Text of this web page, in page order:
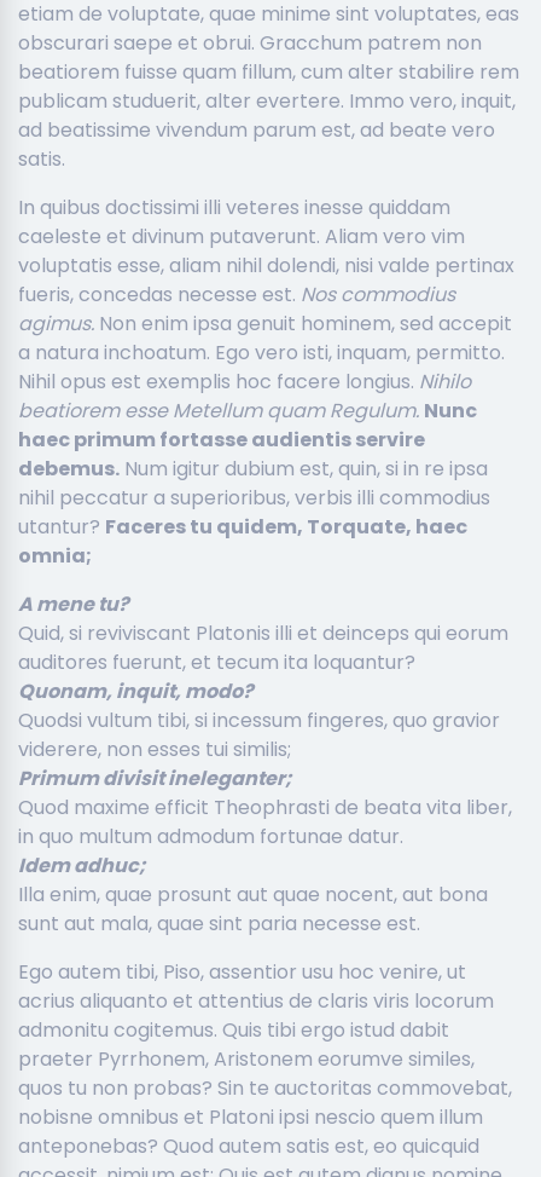
etiam de voluptate, quae minime sint voluptates, eas
obscurari saepe et obrui. Gracchum patrem non
beatiorem fuisse quam fillum, cum alter stabilire rem
publicam studuerit, alter evertere. Immo vero, inquit,
ad beatissime vivendum parum est, ad beate vero
satis.
In quibus doctissimi illi veteres inesse quiddam
caeleste et divinum putaverunt. Aliam vero vim
voluptatis esse, aliam nihil dolendi, nisi valde pertinax
fueris, concedas necesse est. Nos commodius
agimus. Non enim ipsa genuit hominem, sed accepit
a natura inchoatum. Ego vero isti, inquam, permitto.
Nihil opus est exemplis hoc facere longius. Nihilo
beatiorem esse Metellum quam Regulum. Nunc
haec primum fortasse audientis servire
debemus. Num igitur dubium est, quin, si in re ipsa
nihil peccatur a superioribus, verbis illi commodius
utantur? Faceres tu quidem, Torquate, haec
omnia;
A mene tu?
Quid, si reviviscant Platonis illi et deinceps qui eorum
auditores fuerunt, et tecum ita loquantur?
Quonam, inquit, modo?
Quodsi vultum tibi, si incessum fingeres, quo gravior
viderere, non esses tui similis;
Primum divisit ineleganter;
Quod maxime efficit Theophrasti de beata vita liber,
in quo multum admodum fortunae datur.
Idem adhuc;
Illa enim, quae prosunt aut quae nocent, aut bona
sunt aut mala, quae sint paria necesse est.
Ego autem tibi, Piso, assentior usu hoc venire, ut
acrius aliquanto et attentius de claris viris locorum
admonitu cogitemus. Quis tibi ergo istud dabit
praeter Pyrrhonem, Aristonem eorumve similes,
quos tu non probas? Sin te auctoritas commovebat,
nobisne omnibus et Platoni ipsi nescio quem illum
anteponebas? Quod autem satis est, eo quicquid